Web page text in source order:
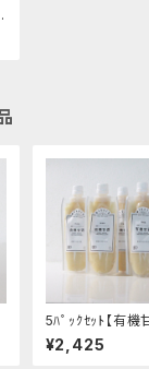
5ﾊﾟｯｸｾｯﾄ【有機
希釈して飲むタイ
機米の優しい甘
¥2,425